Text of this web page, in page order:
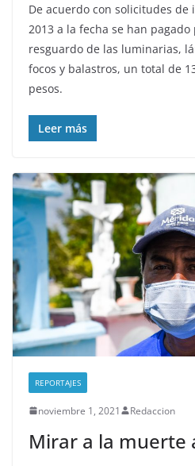
De acuerdo con solicitudes de
2013 a la fecha se han
resguardo de las luminarias,
focos y balastros, un total de
pesos.
Leer más
REPORTAJES
noviembre 1, 2021 Redaccion
Mirar a la muerte